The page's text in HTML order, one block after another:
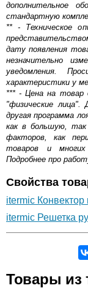
дополнительное
стандартную
** - Техническое
дату появления
незначительно
уведомления.
характеристики у
*** - Цена на товар
"физические лица".
другая программа
как в большую,
факторов, как
товаров и
Подробнее про
Свойства
itermic
itermic Решетка
Оставьте отзыв
Товары из